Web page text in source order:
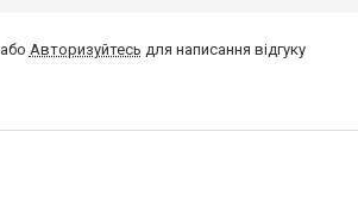
або Авторизуйтесь для написання відгуку